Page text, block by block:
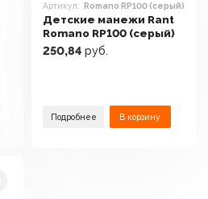
Артикул: Romano RP100 (серый)
Детские манежи Rant
Romano RP100 (серый)
250,84 руб.
Подробнее В корзину